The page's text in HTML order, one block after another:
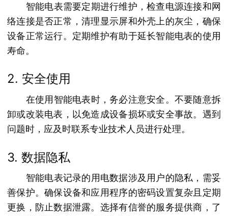
智能电表需要定期进行维护，检查电源连接和网
络连接是否正常，清理显示屏和外壳上的灰尘，确保
设备正常运行。定期维护有助于延长智能电表的使用
寿命。
2. 安全使用
在使用智能电表时，务必注意安全。不要随意拆
卸或改装电表，以免造成设备损坏或安全事故。遇到
问题时，应及时联系专业技术人员进行处理。
3. 数据隐私
智能电表记录的用电数据涉及用户的隐私，需妥
善保护。确保设备和应用程序的密码设置复杂且定期
更换，防止数据泄露。选择有信誉的服务提供商，了